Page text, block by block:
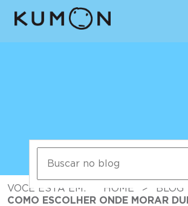
VOCÊ ESTÁ EM: HOME > BLOG
COMO ESCOLHER ONDE MORAR